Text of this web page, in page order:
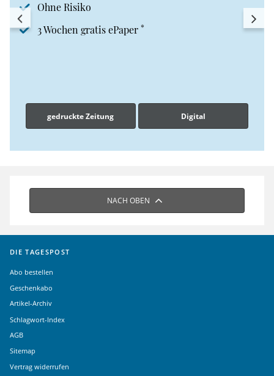
Ohne Risiko
3 Wochen gratis ePaper *
gedruckte Zeitung Digital
NACH OBEN
DIE TAGESPOST
Abo bestellen
Geschenkabo
Artikel-Archiv
Schlagwort-Index
AGB
Sitemap
Vertrag widerrufen